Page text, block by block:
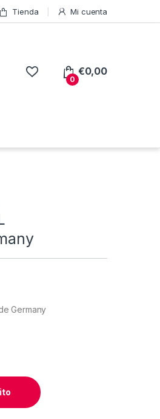
Tienda Mi cuenta
0
€0,00
Germany
Germany quantity